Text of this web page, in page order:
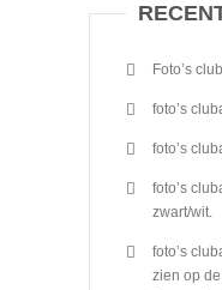
Foto’s
foto’s
foto’s
foto’s
zwart/wit.
foto’s
zien op